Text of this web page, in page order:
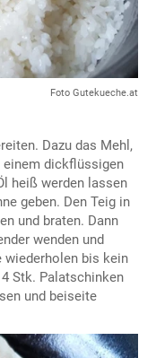
Foto Gutekueche.at
Dazu das Mehl,
einem dickflüssigen
heiß werden lassen
geben. Den Teig in
und braten. Dann
wenden und
wiederholen bis kein
Stk. Palatschinken
und beiseite